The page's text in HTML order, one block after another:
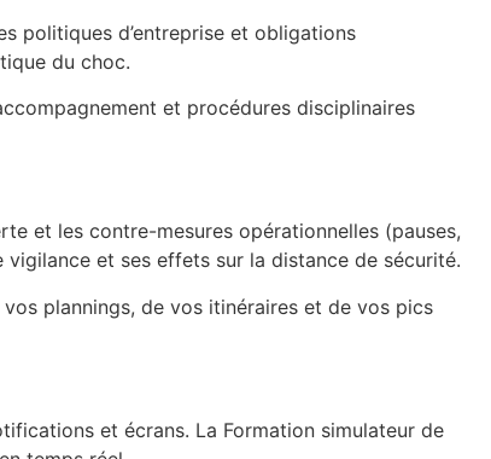
politiques d’entreprise et obligations
du choc.
et procédures disciplinaires
et les contre-mesures opérationnelles (pauses,
vigilance et ses effets sur la distance de sécurité.
vos plannings, de vos itinéraires et de vos pics
et écrans. La Formation simulateur de